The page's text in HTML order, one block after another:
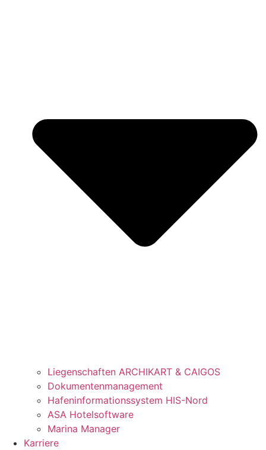
Liegenschaften ARCHIKART & CAIGOS
Dokumentenmanagement
Hafeninformationssystem HIS-Nord
ASA Hotelsoftware
Marina Manager
Karriere